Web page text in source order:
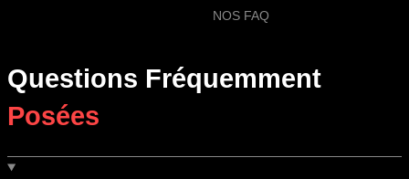
NOS FAQ
Questions Fréquemment
Posées